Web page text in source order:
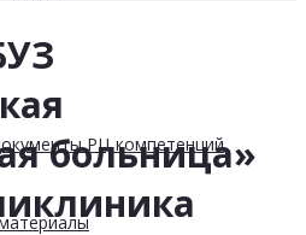
РЦ компетенций
больница»